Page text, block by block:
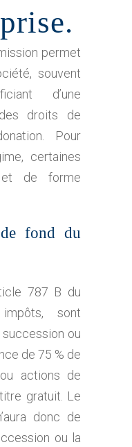
permet
souvent
d’une
droits de
Pour
certaines
de forme
fond du
787 B du
sont
ou
de 75 % de
actions de
gratuit. Le
donc de
ou la